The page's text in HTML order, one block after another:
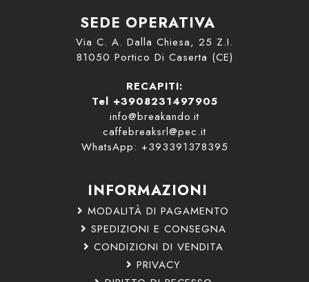
SEDE OPERATIVA
Via C. A. Dalla Chiesa, 25 Z.I.
81050 Portico Di Caserta (CE)
RECAPITI:
Tel +3908231497905
info@breakando.it
caffebreaksrl@pec.it
WhatsApp: +393391378395
INFORMAZIONI
MODALITÀ DI PAGAMENTO
SPEDIZIONI E CONSEGNA
CONDIZIONI DI VENDITA
PRIVACY